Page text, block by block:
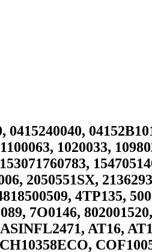
1020033,
2050551SX,
4TP135,
7O0146,
AT16,